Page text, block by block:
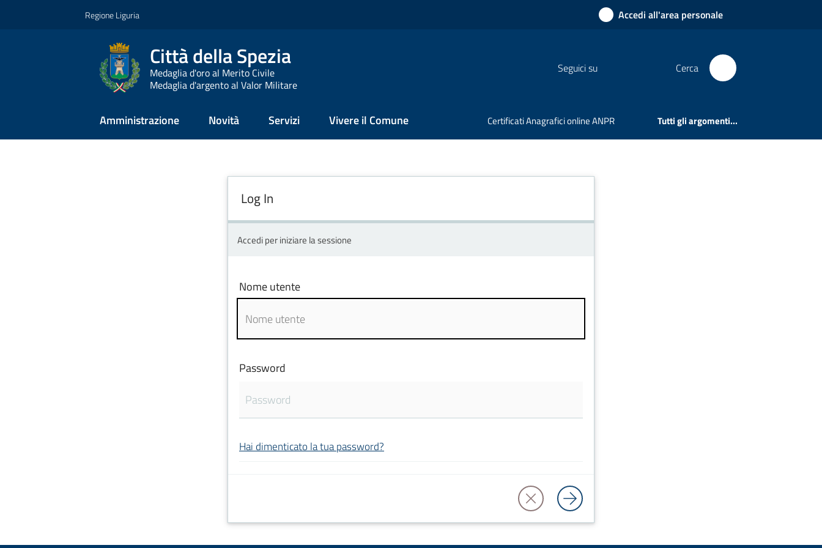
Regione Liguria Accedi all'area personale
Città della Spezia
Medaglia d'oro al Merito Civile
Medaglia d'argento al Valor Militare
Seguici su Cerca
Amministrazione Novità Servizi Vivere il Comune Certificati Anagrafici online ANPR Tutti gli argomenti...
Log In
Accedi per iniziare la sessione
Nome utente
Password
Hai dimenticato la tua password?